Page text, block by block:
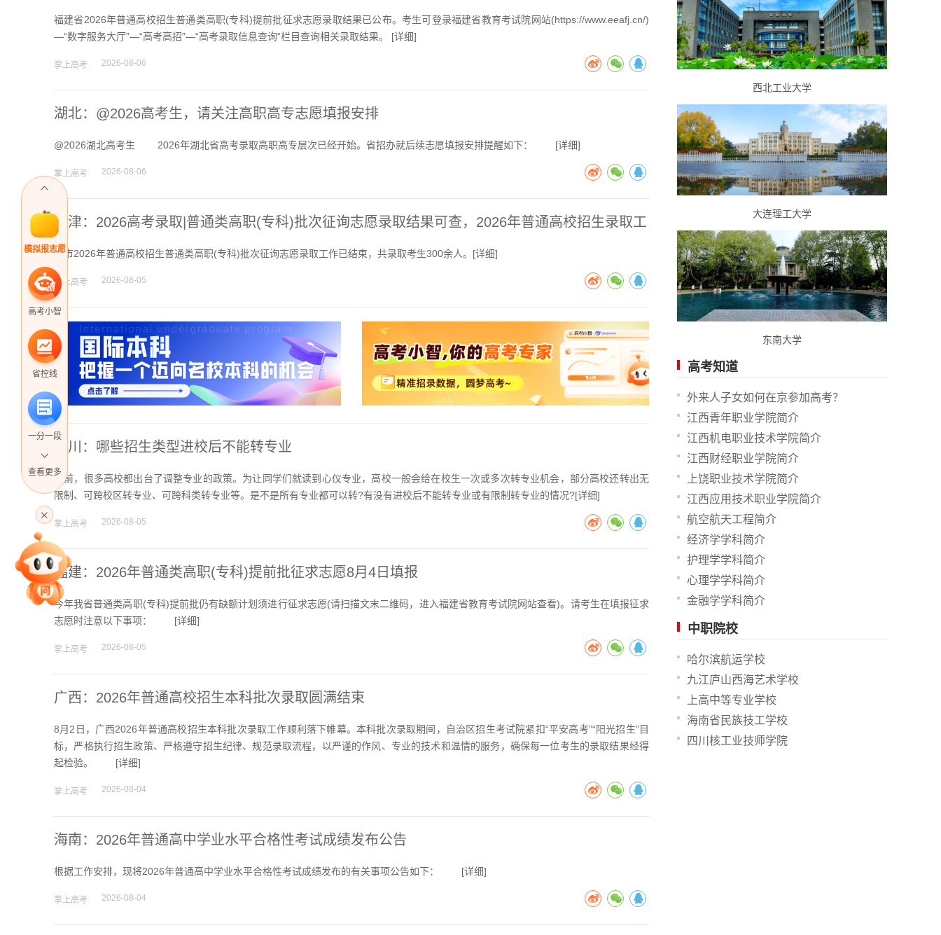
模拟报志愿
高考小智
省控线
一分一段
高考直播
专家指导课
院校排行
高考估分
查看更多
福建省2026年普通高校招生普通类高职(专科)提前批征求志愿录取结果已公布。考生可登录福建省教育考试院网站(https://www.eeafj.cn/)
—“数字服务大厅”—“高考高招”—“高考录取信息查询”栏目查询相关录取结果。 [详细]
掌上高考 2026-08-06
湖北：@2026高考生，请关注高职高专志愿填报安排
@2026湖北高考生 2026年湖北省高考录取高职高专层次已经开始。省招办就后续志愿填报安排提醒如下： [详细]
掌上高考 2026-08-06
天津：2026高考录取|普通类高职(专科)批次征询志愿录取结果可查，2026年普通高校招生录取工
作顺利结束
我市2026年普通高校招生普通类高职(专科)批次征询志愿录取工作已结束，共录取考生300余人。[详细]
掌上高考 2026-08-05
四川：哪些招生类型进校后不能转专业
目前，很多高校都出台了调整专业的政策。为让同学们就读到心仪专业，高校一般会给在校生一次或多次转专业机会，部分高校还转出无
限制、可跨校区转专业、可跨科类转专业等。是不是所有专业都可以转?有没有进校后不能转专业或有限制转专业的情况?[详细]
掌上高考 2026-08-05
福建：2026年普通类高职(专科)提前批征求志愿8月4日填报
今年我省普通类高职(专科)提前批仍有缺额计划须进行征求志愿(请扫描文末二维码，进入福建省教育考试院网站查看)。请考生在填报征求
志愿时注意以下事项： [详细]
掌上高考 2026-08-05
广西：2026年普通高校招生本科批次录取圆满结束
8月2日，广西2026年普通高校招生本科批次录取工作顺利落下帷幕。本科批次录取期间，自治区招生考试院紧扣“平安高考”“阳光招生”目
标，严格执行招生政策、严格遵守招生纪律、规范录取流程，以严谨的作风、专业的技术和温情的服务，确保每一位考生的录取结果经得
起检验。 [详细]
掌上高考 2026-08-04
海南：2026年普通高中学业水平合格性考试成绩发布公告
根据工作安排，现将2026年普通高中学业水平合格性考试成绩发布的有关事项公告如下： [详细]
掌上高考 2026-08-04
西北工业大学
大连理工大学
东南大学
高考知道
外来人子女如何在京参加高考？
江西青年职业学院简介
江西机电职业技术学院简介
江西财经职业学院简介
上饶职业技术学院简介
江西应用技术职业学院简介
航空航天工程简介
经济学学科简介
护理学学科简介
心理学学科简介
金融学学科简介
中职院校
哈尔滨航运学校
九江庐山西海艺术学校
上高中等专业学校
海南省民族技工学校
四川核工业技师学院